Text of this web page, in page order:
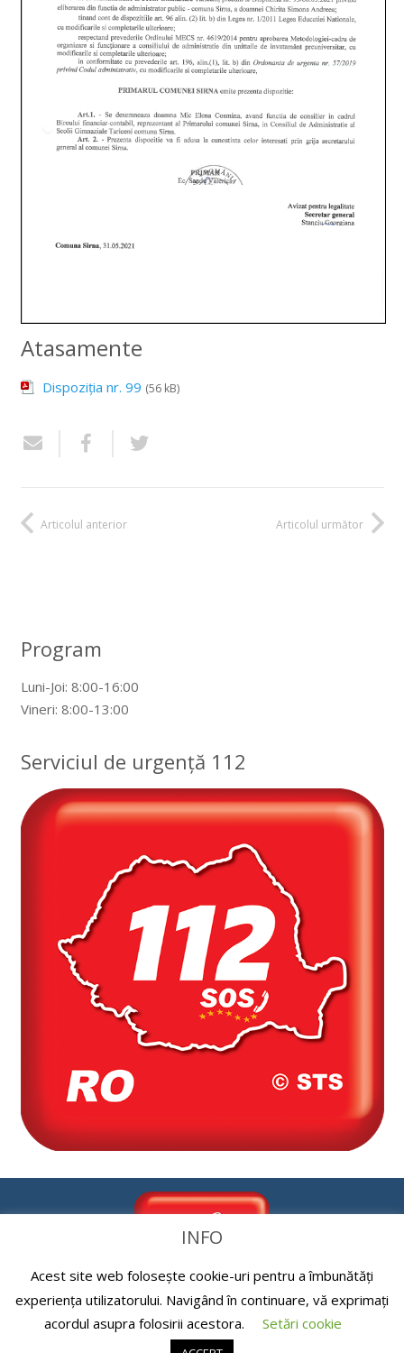
Atasamente
Dispoziția nr. 99 (56 kB)
Articolul anterior Articolul următor
Program
Luni-Joi: 8:00-16:00
Vineri: 8:00-13:00
Serviciul de urgență 112
INFO
Acest site web folosește cookie-uri pentru a îmbunătăți
experiența utilizatorului. Navigând în continuare, vă exprimați
acordul asupra folosirii acestora.
Setări cookie